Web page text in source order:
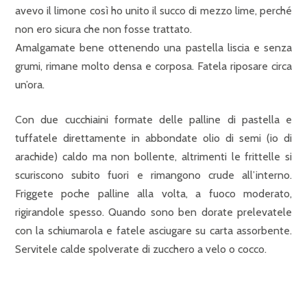
avevo il limone così ho unito il succo di mezzo lime, perché
non ero sicura che non fosse trattato.
Amalgamate bene ottenendo una pastella liscia e senza
grumi, rimane molto densa e corposa. Fatela riposare circa
un’ora.
Con due cucchiaini formate delle palline di pastella e
tuffatele direttamente in abbondate olio di semi (io di
arachide) caldo ma non bollente, altrimenti le frittelle si
scuriscono subito fuori e rimangono crude all’interno.
Friggete poche palline alla volta, a fuoco moderato,
rigirandole spesso. Quando sono ben dorate prelevatele
con la schiumarola e fatele asciugare su carta assorbente.
Servitele calde spolverate di zucchero a velo o cocco.